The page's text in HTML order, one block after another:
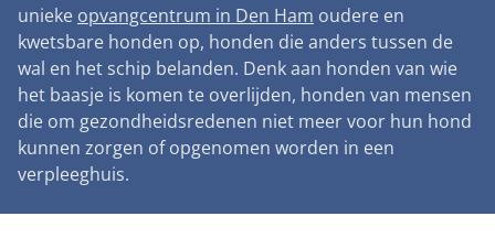
Landelijke registratie bijtincidenten
Verantwoord fokbeleid
Landelijk vuurwerkverbod
Verplichte pre-aanschaf cursus
Gemeentelijk meldpunt bijtincidenten
Lezingen
Symposium Gemeentelijk Dierenbeleid
Teken onze petitie
Steun als bedrijf
Adopteer een seniorhond
Sponsor een seniorhond
Wat wij doen
Onze organisatie
Samenwerking
Jaarverslag
Contactgegevens
Pers
Nieuws
Zoeken
unieke opvangcentrum in Den Ham oudere en
kwetsbare honden op, honden die anders tussen de
wal en het schip belanden. Denk aan honden van wie
het baasje is komen te overlijden, honden van mensen
die om gezondheidsredenen niet meer voor hun hond
kunnen zorgen of opgenomen worden in een
verpleeghuis.